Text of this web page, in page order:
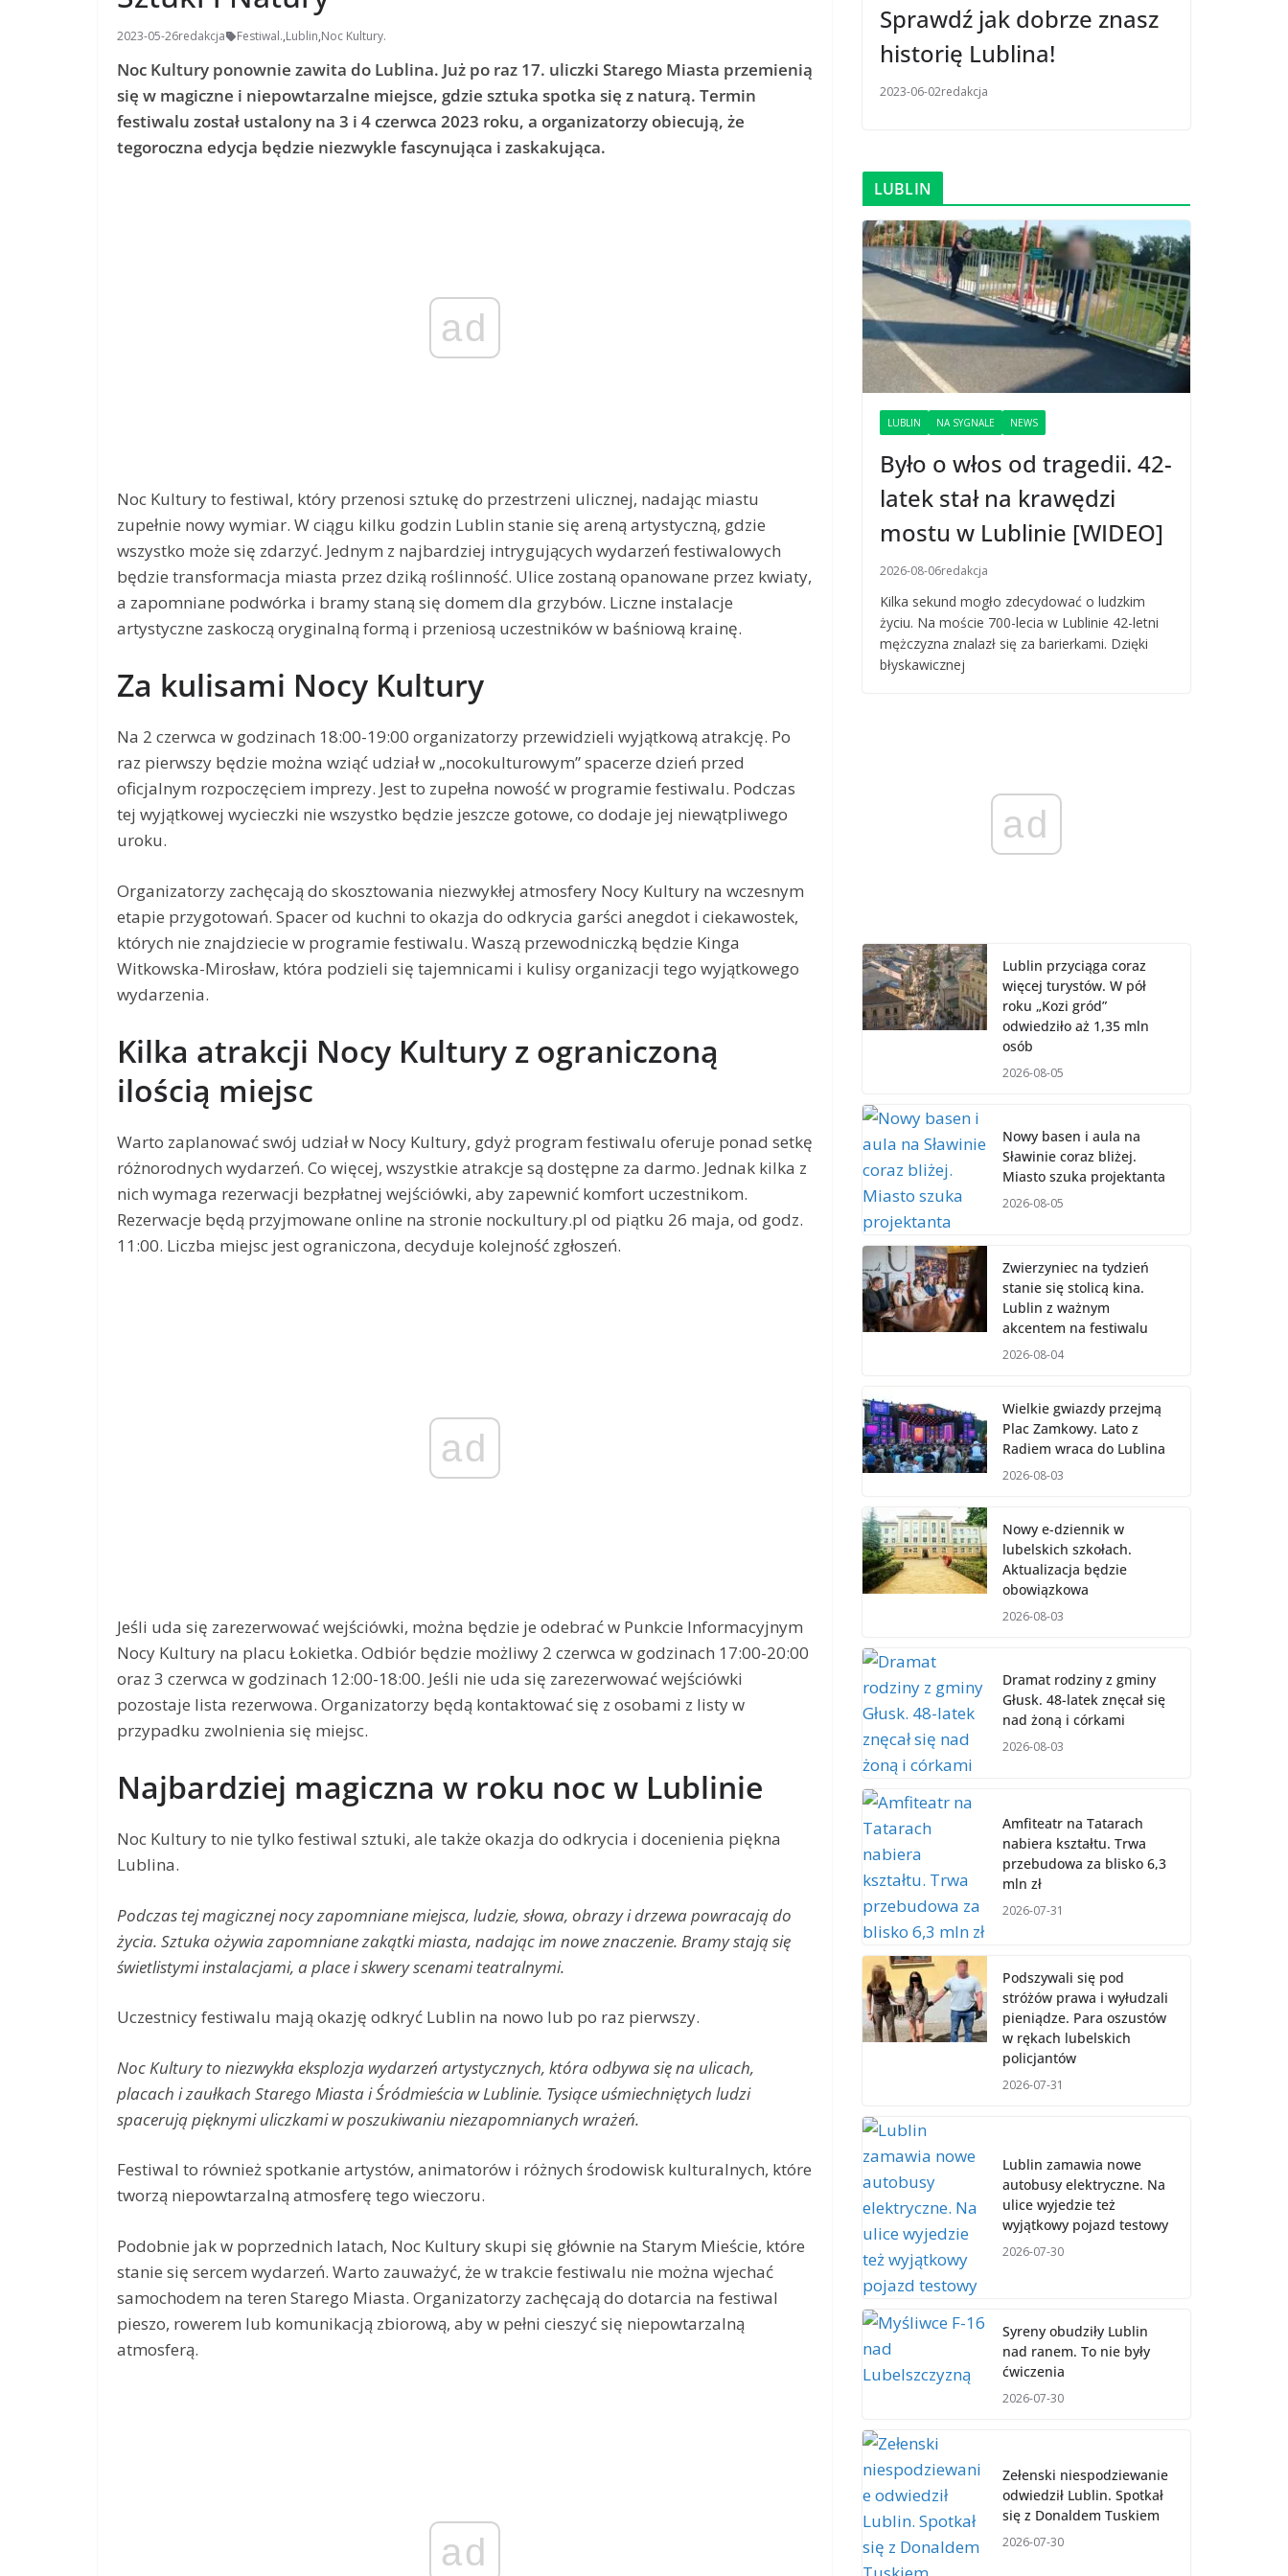
2023-05-26redakcja Festiwal.,Lublin,Noc Kultury.
Noc Kultury ponownie zawita do Lublina. Już po raz 17. uliczki Starego Miasta przemienią
się w magiczne i niepowtarzalne miejsce, gdzie sztuka spotka się z naturą. Termin
festiwalu został ustalony na 3 i 4 czerwca 2023 roku, a organizatorzy obiecują, że
tegoroczna edycja będzie niezwykle fascynująca i zaskakująca.
ad
Noc Kultury to festiwal, który przenosi sztukę do przestrzeni ulicznej, nadając miastu
zupełnie nowy wymiar. W ciągu kilku godzin Lublin stanie się areną artystyczną, gdzie
wszystko może się zdarzyć. Jednym z najbardziej intrygujących wydarzeń festiwalowych
będzie transformacja miasta przez dziką roślinność. Ulice zostaną opanowane przez kwiaty,
a zapomniane podwórka i bramy staną się domem dla grzybów. Liczne instalacje
artystyczne zaskoczą oryginalną formą i przeniosą uczestników w baśniową krainę.
Za kulisami Nocy Kultury
Na 2 czerwca w godzinach 18:00-19:00 organizatorzy przewidzieli wyjątkową atrakcję. Po
raz pierwszy będzie można wziąć udział w „nocokulturowym” spacerze dzień przed
oficjalnym rozpoczęciem imprezy. Jest to zupełna nowość w programie festiwalu. Podczas
tej wyjątkowej wycieczki nie wszystko będzie jeszcze gotowe, co dodaje jej niewątpliwego
uroku.
Organizatorzy zachęcają do skosztowania niezwykłej atmosfery Nocy Kultury na wczesnym
etapie przygotowań. Spacer od kuchni to okazja do odkrycia garści anegdot i ciekawostek,
których nie znajdziecie w programie festiwalu. Waszą przewodniczką będzie Kinga
Witkowska-Mirosław, która podzieli się tajemnicami i kulisy organizacji tego wyjątkowego
wydarzenia.
Kilka atrakcji Nocy Kultury z ograniczoną
ilością miejsc
Warto zaplanować swój udział w Nocy Kultury, gdyż program festiwalu oferuje ponad setkę
różnorodnych wydarzeń. Co więcej, wszystkie atrakcje są dostępne za darmo. Jednak kilka z
nich wymaga rezerwacji bezpłatnej wejściówki, aby zapewnić komfort uczestnikom.
Rezerwacje będą przyjmowane online na stronie nockultury.pl od piątku 26 maja, od godz.
11:00. Liczba miejsc jest ograniczona, decyduje kolejność zgłoszeń.
ad
Jeśli uda się zarezerwować wejściówki, można będzie je odebrać w Punkcie Informacyjnym
Nocy Kultury na placu Łokietka. Odbiór będzie możliwy 2 czerwca w godzinach 17:00-20:00
oraz 3 czerwca w godzinach 12:00-18:00. Jeśli nie uda się zarezerwować wejściówki
pozostaje lista rezerwowa. Organizatorzy będą kontaktować się z osobami z listy w
przypadku zwolnienia się miejsc.
Najbardziej magiczna w roku noc w Lublinie
Noc Kultury to nie tylko festiwal sztuki, ale także okazja do odkrycia i docenienia piękna
Lublina.
Podczas tej magicznej nocy zapomniane miejsca, ludzie, słowa, obrazy i drzewa powracają do
życia. Sztuka ożywia zapomniane zakątki miasta, nadając im nowe znaczenie. Bramy stają się
świetlistymi instalacjami, a place i skwery scenami teatralnymi.
Uczestnicy festiwalu mają okazję odkryć Lublin na nowo lub po raz pierwszy.
Noc Kultury to niezwykła eksplozja wydarzeń artystycznych, która odbywa się na ulicach,
placach i zaułkach Starego Miasta i Śródmieścia w Lublinie. Tysiące uśmiechniętych ludzi
spacerują pięknymi uliczkami w poszukiwaniu niezapomnianych wrażeń.
Festiwal to również spotkanie artystów, animatorów i różnych środowisk kulturalnych, które
tworzą niepowtarzalną atmosferę tego wieczoru.
Podobnie jak w poprzednich latach, Noc Kultury skupi się głównie na Starym Mieście, które
stanie się sercem wydarzeń. Warto zauważyć, że w trakcie festiwalu nie można wjechać
samochodem na teren Starego Miasta. Organizatorzy zachęcają do dotarcia na festiwal
pieszo, rowerem lub komunikacją zbiorową, aby w pełni cieszyć się niepowtarzalną
atmosferą.
ad
Sprawdź jak dobrze znasz
historię Lublina!
2023-06-02redakcja
LUBLIN
LUBLIN NA SYGNALE NEWS
Było o włos od tragedii. 42-
latek stał na krawędzi
mostu w Lublinie [WIDEO]
2026-08-06redakcja
Kilka sekund mogło zdecydować o ludzkim
życiu. Na moście 700-lecia w Lublinie 42-letni
mężczyzna znalazł się za barierkami. Dzięki
błyskawicznej
ad
Lublin przyciąga coraz
więcej turystów. W pół
roku „Kozi gród”
odwiedziło aż 1,35 mln
osób
2026-08-05
Nowy basen i aula na
Sławinie coraz bliżej.
Miasto szuka projektanta
2026-08-05
Zwierzyniec na tydzień
stanie się stolicą kina.
Lublin z ważnym
akcentem na festiwalu
2026-08-04
Wielkie gwiazdy przejmą
Plac Zamkowy. Lato z
Radiem wraca do Lublina
2026-08-03
Nowy e-dziennik w
lubelskich szkołach.
Aktualizacja będzie
obowiązkowa
2026-08-03
Dramat rodziny z gminy
Głusk. 48-latek znęcał się
nad żoną i córkami
2026-08-03
Amfiteatr na Tatarach
nabiera kształtu. Trwa
przebudowa za blisko 6,3
mln zł
2026-07-31
Podszywali się pod
stróżów prawa i wyłudzali
pieniądze. Para oszustów
w rękach lubelskich
policjantów
2026-07-31
Lublin zamawia nowe
autobusy elektryczne. Na
ulice wyjedzie też
wyjątkowy pojazd testowy
2026-07-30
Syreny obudziły Lublin
nad ranem. To nie były
ćwiczenia
2026-07-30
Zełenski niespodziewanie
odwiedził Lublin. Spotkał
się z Donaldem Tuskiem
2026-07-30